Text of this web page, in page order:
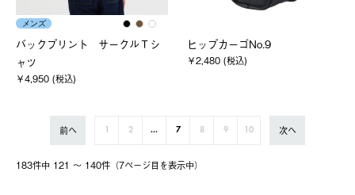
メンズ
バックプリント サークルＴシ
ャツ
￥4,950 (税込)
ヒップカーゴNo.9
￥2,480 (税込)
183件中 121 〜 140件（7ページ⽬を表⽰中）
前へ 2 ... 7 8 9 10 次へ